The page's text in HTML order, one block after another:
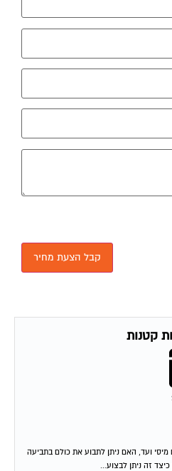
קטנות
5 דיירים החייבים מיסי ועד, האם ניתן לתבוע את כולם בתביעה
זה ניתן לבצוע...